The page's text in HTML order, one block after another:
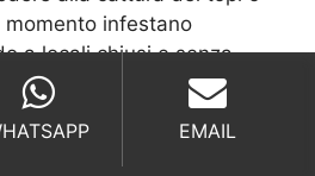
infestano
a locali chiusi e senza
collocazione di trappole a
con esca fresca
che non risultinoEMAIL